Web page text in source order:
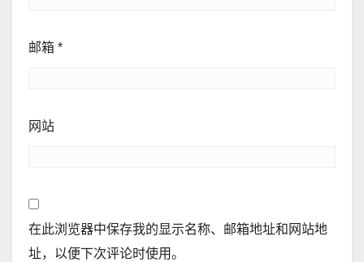
邮箱 *
网站
在此浏览器中保存我的显示名称、邮箱地址和网站地
址，以便下次评论时使用。